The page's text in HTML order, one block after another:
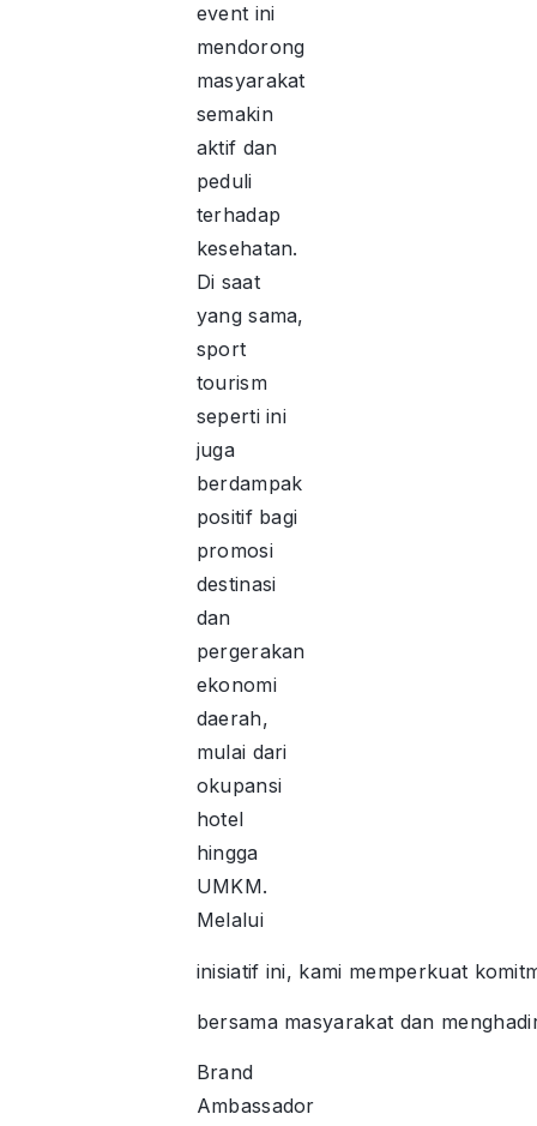
event ini
mendorong
masyarakat
semakin
aktif dan
peduli
terhadap
kesehatan.
Di saat
yang sama,
sport
tourism
seperti ini
juga
berdampak
positif bagi
promosi
destinasi
dan
pergerakan
ekonomi
daerah,
mulai dari
okupansi
hotel
hingga
UMKM.
Melalui
inisiatif ini, kami memperkuat
bersama masyarakat dan
Brand
Ambassador